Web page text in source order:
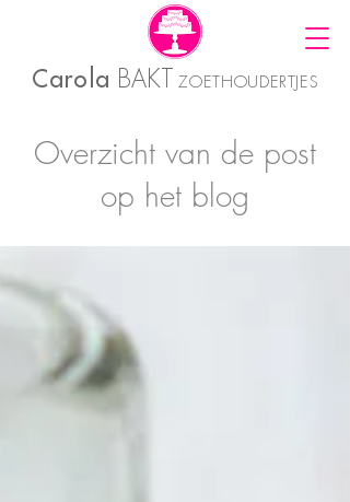
Carola BAKT ZOETHOUDERTJES
Overzicht van de post
op het blog